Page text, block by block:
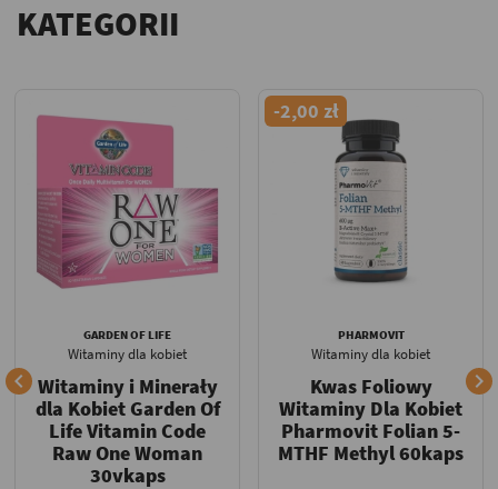
KATEGORII

GARDEN OF LIFE
Witaminy dla kobiet
Witaminy i Minerały
dla Kobiet Garden Of
Life Vitamin Code
Raw One Woman
30vkaps
-2,00 zł
PHARMOVIT
Witaminy dla kobiet
Kwas Foliowy
Witaminy Dla Kobiet
Pharmovit Folian 5-
MTHF Methyl 60kaps
